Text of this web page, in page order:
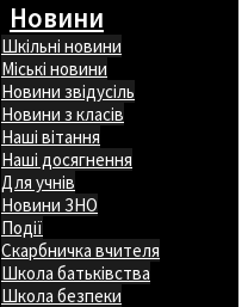
Новини
Шкільні новини
Міські новини
Новини звідусіль
Новини з класів
Наші вітання
Наші досягнення
Для учнів
Новини ЗНО
Події
Скарбничка вчителя
Школа батьківства
Школа безпеки